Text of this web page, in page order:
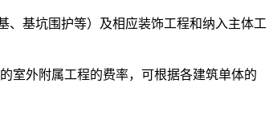
、基坑围护等）及相应装饰工程和纳入主体工
室外附属工程的费率，可根据各建筑单体的